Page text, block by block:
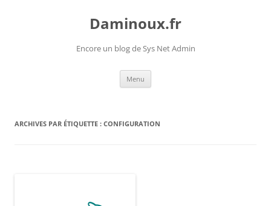
Daminoux.fr
Encore un blog de Sys Net Admin
Menu
ARCHIVES PAR ÉTIQUETTE : CONFIGURATION